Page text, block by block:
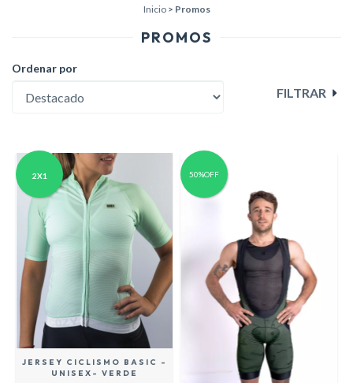
Inicio > Promos
PROMOS
Ordenar por
FILTRAR
2X1
JERSEY CICLISMO BASIC -
UNISEX- VERDE
50%OFF